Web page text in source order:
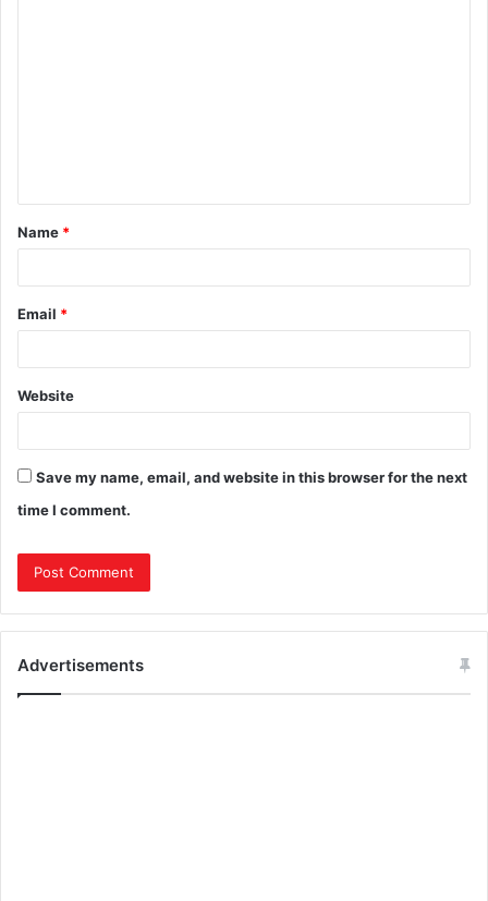
Name *
Email *
Website
Save my name, email, and website in this browser for the next
time I comment.
Advertisements